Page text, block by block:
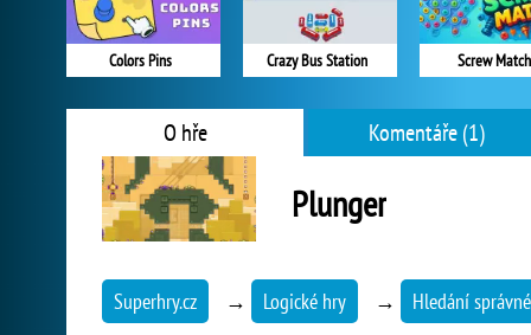
Colors Pins Crazy Bus Station Screw Match
O hře Komentáře (1)
Plunger
Superhry.cz → Logické hry → Hledání